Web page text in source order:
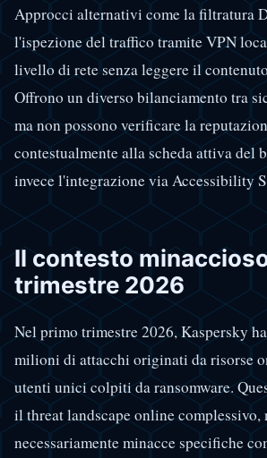
Approcci alternativi come la filtratura
l'ispezione del traffico tramite VPN
livello di rete senza leggere il
Offrono un diverso bilanciamento tra
ma non possono verificare la
contestualmente alla scheda attiva del
invece l'integrazione via Accessibility
Il contesto
trimestre 2026
Nel primo trimestre 2026, Kaspersky
milioni di attacchi originati da risorse
utenti unici colpiti da ransomware.
il threat landscape online complessivo,
necessariamente minacce specifiche